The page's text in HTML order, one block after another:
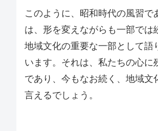
このように、昭和時代の風習で
は、形を変えながらも一部では
地域文化の重要な一部として語
います。それは、私たちの心に
であり、今もなお続く、地域文
言えるでしょう。